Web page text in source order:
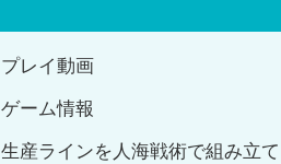
プレイ動画
ゲーム情報
生産ラインを人海戦術で組み立